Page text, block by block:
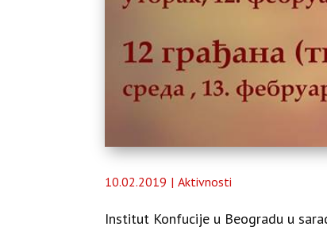
10.02.2019 Aktivnosti
Institut Konfucije u Beogradu u